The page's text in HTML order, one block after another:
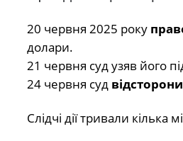
20 червня 2025 року
долари.
21 червня суд узяв його
24 червня суд
Слідчі дії тривали кілька